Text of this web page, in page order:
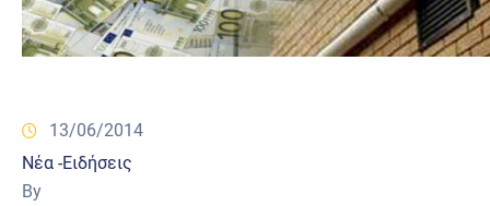
13/06/2014
Νέα -Ειδήσεις
By